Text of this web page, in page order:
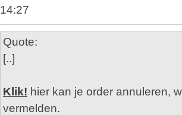
14:27
Quote:
[..]
Klik! hier kan je order annuleren,
vermelden.